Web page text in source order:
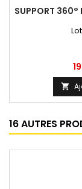
SUPPORT 360°

16 AUTRES